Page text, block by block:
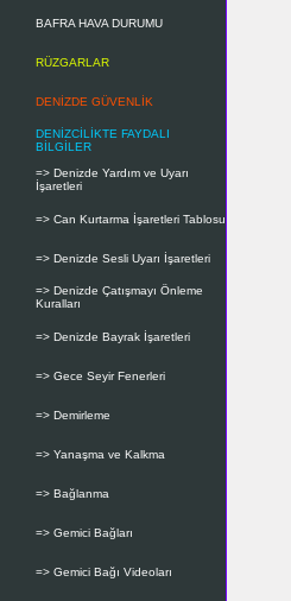
BAFRA HAVA DURUMU
RÜZGARLAR
DENİZDE GÜVENLİK
DENİZCİLİKTE FAYDALI
BİLGİLER
=> Denizde Yardım ve Uyarı
İşaretleri
=> Can Kurtarma İşaretleri Tablosu
=> Denizde Sesli Uyarı İşaretleri
=> Denizde Çatışmayı Önleme
Kuralları
=> Denizde Bayrak İşaretleri
=> Gece Seyir Fenerleri
=> Demirleme
=> Yanaşma ve Kalkma
=> Bağlanma
=> Gemici Bağları
=> Gemici Bağı Videoları